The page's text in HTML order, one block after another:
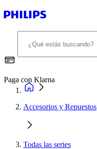
Paga con Klarna
Accesorios y Repuestos
Todas las series